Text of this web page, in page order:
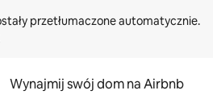
Wynajmij swój dom na Airbnb